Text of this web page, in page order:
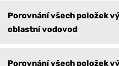
Porovnání všech položek
oblastní vodovod
Porovnání všech položek